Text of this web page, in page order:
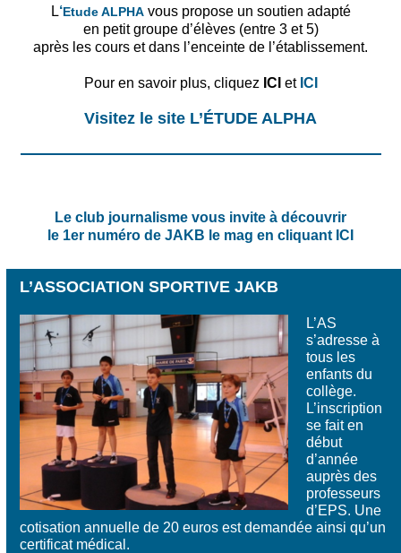
L‘Etude ALPHAvous propose un soutien adapté
en petit groupe d’élèves (entre 3 et 5)
après les cours et dans l’enceinte de l’établissement.
Pour en savoir plus, cliquez ICI et ICI
Visitez le site L’ÉTUDE ALPHA
Le club journalisme vous invite à découvrir
le 1er numéro de JAKB le mag en cliquant ICI
L’ASSOCIATION SPORTIVE JAKB
L’AS
s’adresse à
tous les
enfants du
collège.
L’inscription
se fait en
début
d’année
auprès des
professeurs
d’EPS. Une
cotisation annuelle de 20 euros est demandée ainsi qu’un
certificat médical.